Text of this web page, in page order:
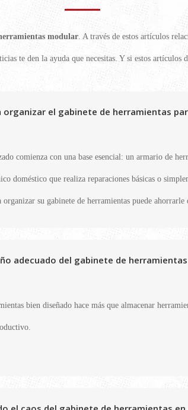
modular. A través de estos artículos
te den la ayuda que necesitas. Y si estos artículos
organizar el gabinete de herramientas
comienza con una base esencial: un armario de
doméstico que realiza reparaciones básicas o
organizar su gabinete de herramientas puede ahorrarle
adecuado del gabinete de
bien diseñado hace más que almacenar